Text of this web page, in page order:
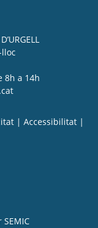
lloc
8h a 14h
| Accessibilitat |
SEMIC